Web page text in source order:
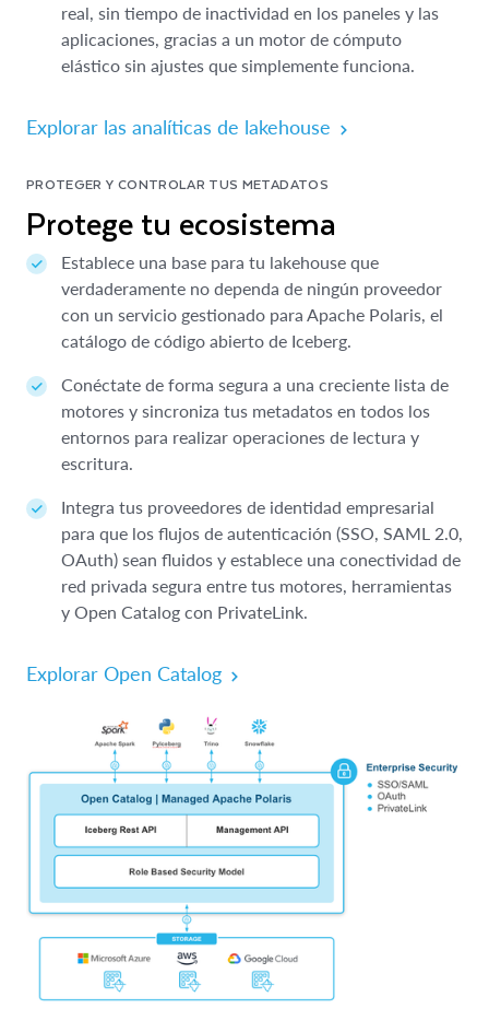
real, sin tiempo de inactividad en los paneles y las
aplicaciones, gracias a un motor de cómputo
elástico sin ajustes que simplemente funciona.
Explorar las analíticas de lakehouse
PROTEGER Y CONTROLAR TUS METADATOS
Protege tu ecosistema
Establece una base para tu lakehouse que
verdaderamente no dependa de ningún proveedor
con un servicio gestionado para Apache Polaris, el
catálogo de código abierto de Iceberg.
Conéctate de forma segura a una creciente lista de
motores y sincroniza tus metadatos en todos los
entornos para realizar operaciones de lectura y
escritura.
Integra tus proveedores de identidad empresarial
para que los flujos de autenticación (SSO, SAML 2.0,
OAuth) sean fluidos y establece una conectividad de
red privada segura entre tus motores, herramientas
y Open Catalog con PrivateLink.
Explorar Open Catalog